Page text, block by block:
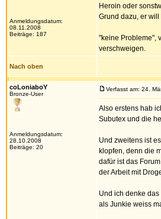
Anmeldungsdatum:
08.11.2008
Beiträge: 187
Heroin oder
Grund dazu, er
"keine Probleme",
verschweigen.
Nach oben
coLoniaboY
Bronze-User
Anmeldungsdatum:
28.10.2008
Beiträge: 20
Verfasst am: 24.
Also erstens hab
Subutex und die
Und zweitens ist
klopfen, denn die
dafür ist das
der Arbeit mit
Und ich denke
als Junkie weiss